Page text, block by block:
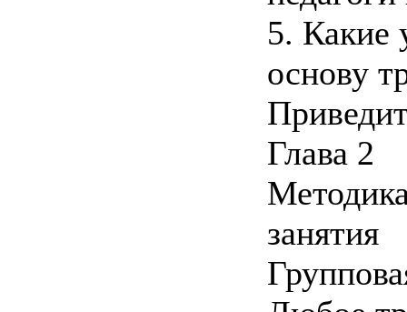
5. Какие
основу
Глава 2
занятия